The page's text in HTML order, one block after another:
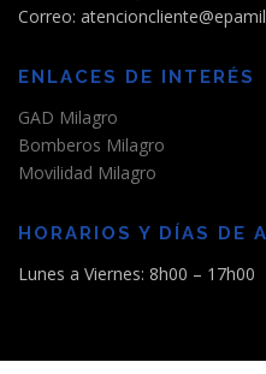
Correo:
ENLACES DE INTERÉS
GAD Milagro
Bomberos Milagro
Movilidad Milagro
HORARIOS Y DÍAS DE
Lunes a Viernes: 8h00 – 17h00